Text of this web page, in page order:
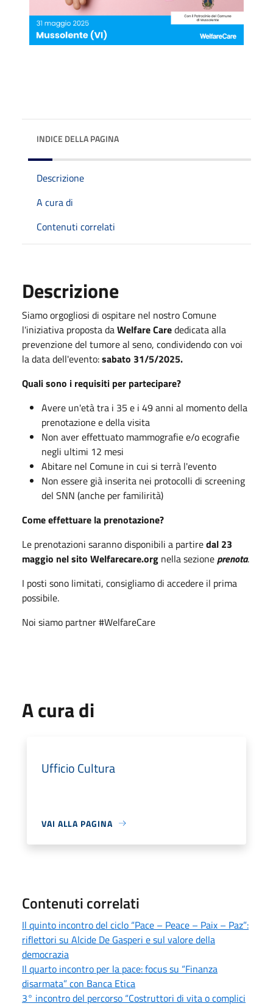
INDICE DELLA PAGINA
Descrizione
A cura di
Contenuti correlati
Descrizione
Siamo orgogliosi di ospitare nel nostro Comune
l'iniziativa proposta daWelfare Carededicata alla
prevenzione del tumore al seno, condividendo con voi
la data dell'evento:sabato 31/5/2025.
Quali sono i requisiti per partecipare?
Avere un'età tra i 35 e i 49 anni al momento della
prenotazione e della visita
Non aver effettuato mammografie e/o ecografie
negli ultimi 12 mesi
Abitare nel Comune in cui si terrà l'evento
Non essere già inserita nei protocolli di screening
del SNN (anche per familirità)
Come effettuare la prenotazione?
Le prenotazioni saranno disponibili a partiredal 23
maggio nel sito Welfarecare.org nella sezione prenota.
I posti sono limitati, consigliamo di accedere il prima
possibile.
Noi siamo partner #WelfareCare
A cura di
Ufficio Cultura
VAI ALLA PAGINA
Contenuti correlati
Il quinto incontro del ciclo “Pace – Peace – Paix – Paz”:
riflettori su Alcide De Gasperi e sul valore della
democrazia
Il quarto incontro per la pace: focus su “Finanza
disarmata” con Banca Etica
3° incontro del percorso “Costruttori di vita o complici